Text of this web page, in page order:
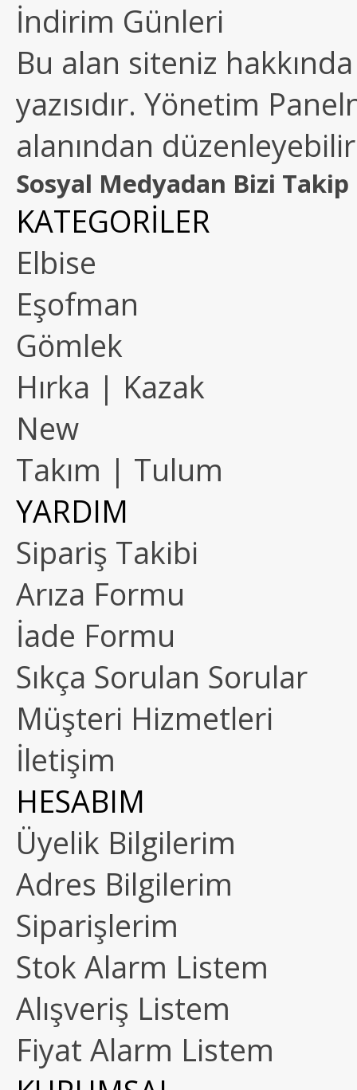
İndirim Günleri
Bu alan siteniz
yazısıdır. Yönetim
alanından
Sosyal Medyadan Bizi Takip
KATEGORİLER
Elbise
Eşofman
Gömlek
Hırka | Kazak
New
Takım | Tulum
YARDIM
Sipariş Takibi
Arıza Formu
İade Formu
Sıkça Sorulan Sorular
Müşteri Hizmetleri
İletişim
HESABIM
Üyelik Bilgilerim
Adres Bilgilerim
Siparişlerim
Stok Alarm Listem
Alışveriş Listem
Fiyat Alarm Listem